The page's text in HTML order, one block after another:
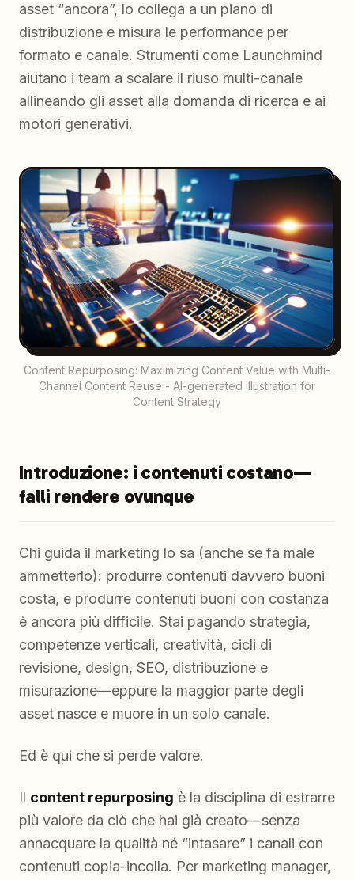
asset “ancora”, lo collega a un piano di
distribuzione e misura le performance per
formato e canale. Strumenti come Launchmind
aiutano i team a scalare il riuso multi-canale
allineando gli asset alla domanda di ricerca e ai
motori generativi.
Content Repurposing: Maximizing Content Value with Multi-
Channel Content Reuse - AI-generated illustration for
Content Strategy
Introduzione: i contenuti costano—
falli rendere ovunque
Chi guida il marketing lo sa (anche se fa male
ammetterlo): produrre contenuti davvero buoni
costa, e produrre contenuti buoni con costanza
è ancora più difficile. Stai pagando strategia,
competenze verticali, creatività, cicli di
revisione, design, SEO, distribuzione e
misurazione—eppure la maggior parte degli
asset nasce e muore in un solo canale.
Ed è qui che si perde valore.
Il content repurposing è la disciplina di estrarre
più valore da ciò che hai già creato—senza
annacquare la qualità né “intasare” i canali con
contenuti copia-incolla. Per marketing manager,